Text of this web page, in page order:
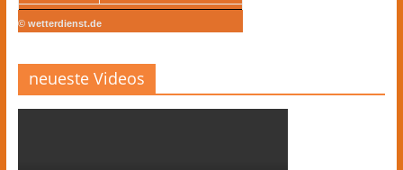
© wetterdienst.de
neueste Videos